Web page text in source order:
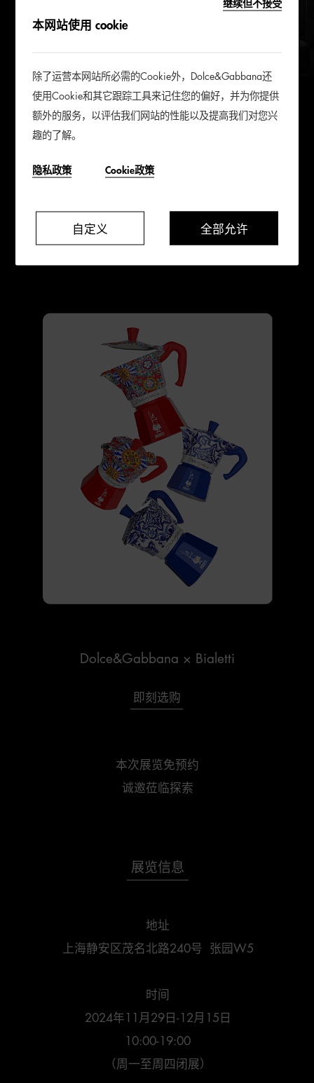
蓝色地中海系列
游览沉浸式体验空间及精选系列产品，领
醇香交织感官，再现温馨愉悦的意大利欢
聚时刻。
Dolce&Gabbana × Bialetti
即刻选购
本次展览免预约
诚邀莅临探索
地址
上海静安区茂名北路240号  张园W5
时间
2024年11月29日-12月15日
10:00-19:00
（周一至周四闭展）
展览信息
继续但不接受
本网站使用 cookie
除了运营本网站所必需的Cookie外，Dolce&Gabbana还
使用Cookie和其它跟踪工具来记住您的偏好，并为你提供
额外的服务，以评估我们网站的性能以及提高我们对您兴
趣的了解。
隐私政策 Cookie政策
自定义 全部允许